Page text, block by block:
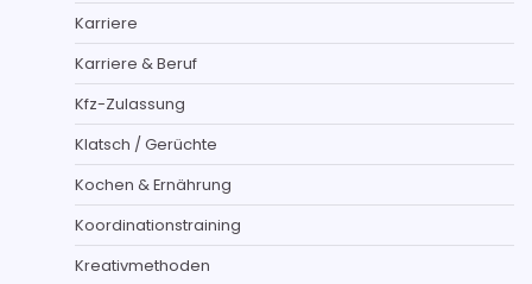
Karriere
Karriere & Beruf
Kfz-Zulassung
Klatsch / Gerüchte
Kochen & Ernährung
Koordinationstraining
Kreativmethoden